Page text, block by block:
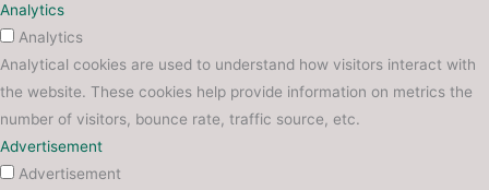
Analytics
Analytics
Analytical cookies are used to understand how visitors interact with
the website. These cookies help provide information on metrics the
number of visitors, bounce rate, traffic source, etc.
Advertisement
Advertisement